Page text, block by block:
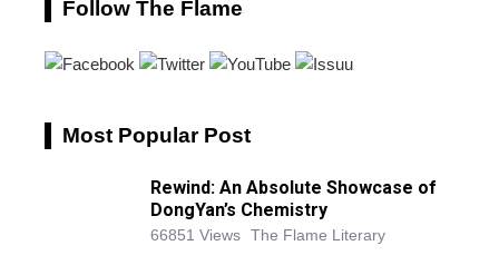
Follow The Flame
Most Popular Post
Rewind: An Absolute Showcase of
DongYan’s Chemistry
66851 Views The Flame Literary